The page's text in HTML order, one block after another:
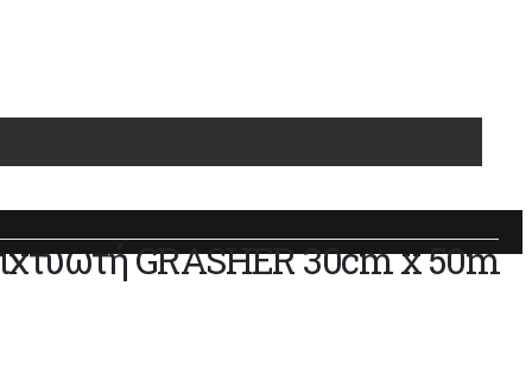
GRASHER 30cm x 50m